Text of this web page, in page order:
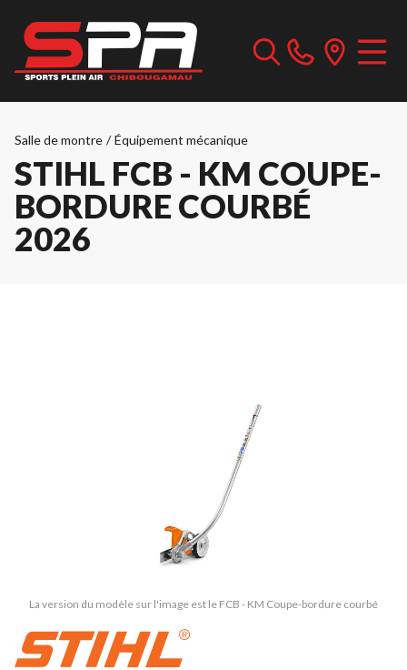
Salle de montre / Équipement mécanique
STIHL FCB - KM COUPE-
BORDURE COURBÉ
2026
La version du modèle sur l'image est le FCB - KM Coupe-bordure courbé